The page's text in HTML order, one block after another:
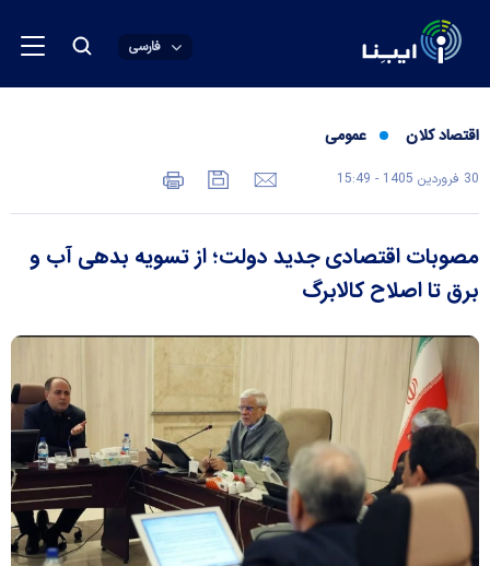
فارسی
اقتصاد کلان عمومی
30 فروردين 1405 - 15:49
مصوبات اقتصادی جدید دولت؛ از تسویه بدهی آب و
برق تا اصلاح کالابرگ